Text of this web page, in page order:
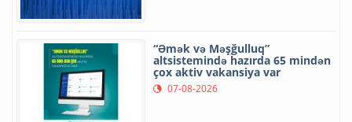
“Əmək və Məşğulluq”
altsistemində hazırda 65 mindən
çox aktiv vakansiya var
07-08-2026